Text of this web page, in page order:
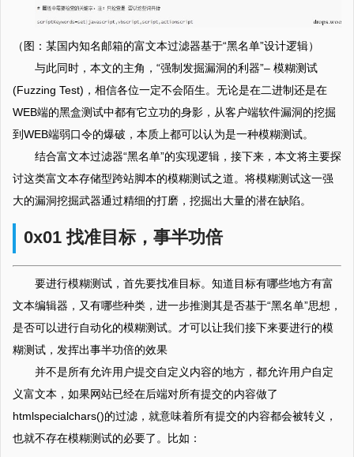
（图：某国内知名邮箱的富文本过滤器基于“黑名单”设计逻辑）
与此同时，本文的主角，“强制发掘漏洞的利器”– 模糊测试
(Fuzzing Test)，相信各位一定不会陌生。无论是在二进制还是在
WEB端的黑盒测试中都有它立功的身影，从客户端软件漏洞的挖掘
到WEB端弱口令的爆破，本质上都可以认为是一种模糊测试。
结合富文本过滤器“黑名单”的实现逻辑，接下来，本文将主要探
讨这类富文本存储型跨站脚本的模糊测试之道。将模糊测试这一强
大的漏洞挖掘武器通过精细的打磨，挖掘出大量的潜在缺陷。
0x01 找准目标，事半功倍
要进行模糊测试，首先要找准目标。知道目标有哪些地方有富
文本编辑器，又有哪些种类，进一步推测其是否基于“黑名单”思想，
是否可以进行自动化的模糊测试。才可以让我们接下来要进行的模
糊测试，发挥出事半功倍的效果
并不是所有允许用户提交自定义内容的地方，都允许用户自定
义富文本，如果网站已经在后端对所有提交的内容做了
htmlspecialchars()的过滤，就意味着所有提交的内容都会被转义，
也就不存在模糊测试的必要了。比如：